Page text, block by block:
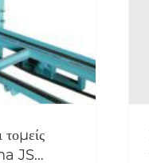
ανάρτησης